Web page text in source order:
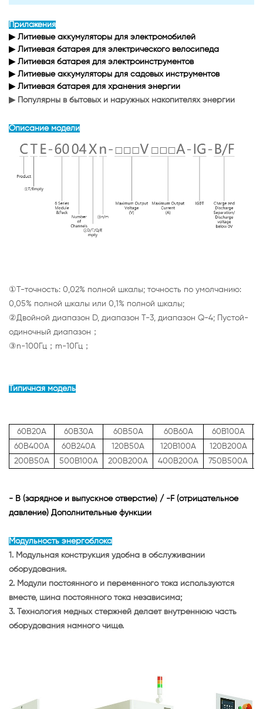
Приложения
▶ Литиевые аккумуляторы для электромобилей
▶Литиевая батарея для электрического велосипеда
▶Литиевая батарея для электроинструментов
▶Литиевые аккумуляторы для садовых инструментов
▶Литиевая батарея для хранения энергии
▶Популярны в бытовых и наружных накопителях энергии
Описание модели
①T-точность: 0,02% полной шкалы; точность по умолчанию:
0,05% полной шкалы или 0,1% полной шкалы;
②Двойной диапазон D, диапазон T-3, диапазон Q-4; Пустой-
одиночный диапазон；
③n-100Гц；m-10Гц；
Типичная модель
60В20А 60В30А 60В50А 60В60А 60В100А
60В400А
60В240А 120В50А 120В100А 120В200А
200В50А
500В100А 200В200А 400В200А 750В500А
- B (зарядное и выпускное отверстие) / -F (отрицательное
давление) Дополнительные функции
Модульность энергоблока
1. Модульная конструкция удобна в обслуживании
оборудования.
2. Модули постоянного и переменного тока используются
вместе, шина постоянного тока независима;
3. Технология медных стержней делает внутреннюю часть
оборудования намного чище.